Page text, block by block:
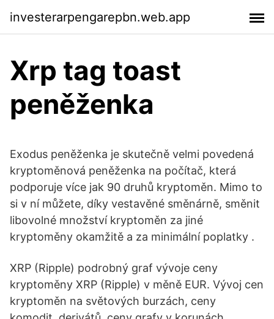
investerarpengarepbn.web.app
Xrp tag toast
peněženka
Exodus peněženka je skutečně velmi povedená
kryptoměnová peněženka na počítač, která
podporuje více jak 90 druhů kryptoměn. Mimo to
si v ní můžete, díky vestavěné směnárně, směnit
libovolné množství kryptoměn za jiné
kryptoměny okamžitě a za minimální poplatky .
XRP (Ripple) podrobný graf vývoje ceny
kryptoměny XRP (Ripple) v měně EUR. Vývoj cen
kryptoměn na světových burzách, ceny